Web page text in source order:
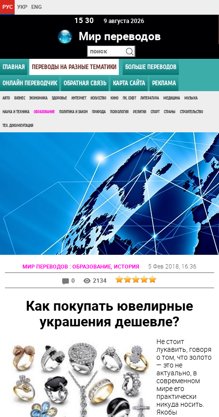
РУС УКР ENG
15:30 9 августа 2026
Мир переводов
ГЛАВНАЯ ПЕРЕВОДЫ НА РАЗНЫЕ ТЕМАТИКИ БОЛЬШЕ ПЕРЕВОДОВ
ОНЛАЙН ПЕРЕВОДЧИК ОБРАТНАЯ СВЯЗЬ КАРТА САЙТА РЕКЛАМА
АВТО БИЗНЕС ЭКОНОМИКА ЗДОРОВЬЕ ИНТЕРНЕТ ИСКУССТВО КИНО ПК, СОФТ ЛИТЕРАТУРА МЕДИЦИНА МУЗЫКА
НАУКА И ТЕХНИКА ОБРАЗОВАНИЕ ПОЛИТИКА И ЗАКОН ПРИРОДА ПСИХОЛОГИЯ РЕЛИГИЯ СПОРТ СТРАНЫ СТРОИТЕЛЬСТВО
ТЕХ. ДОКУМЕНТАЦИЯ
МИР ПЕРЕВОДОВ : ОБРАЗОВАНИЕ, ИСТОРИЯ 5 Фев 2018 , 16:36
0
2134
Как покупать ювелирные
украшения дешевле?
Не стоит
лукавить, говоря
о том, что золото
— это не
актуально, в
современном
мире его
практически
никуда носить.
Якобы